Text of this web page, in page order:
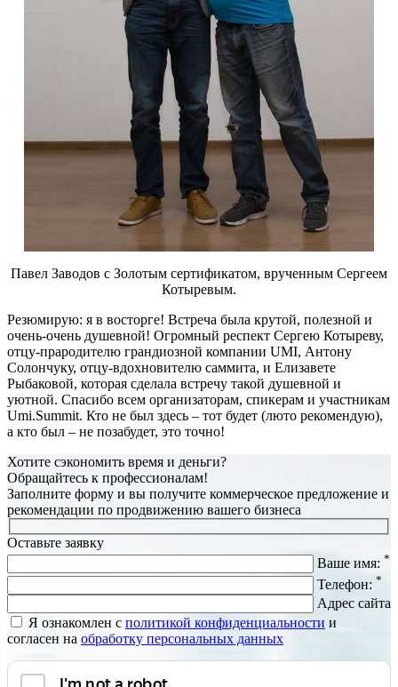
Павел Заводов с Золотым сертификатом, врученным Сергеем
Котыревым.
Резюмирую: я в восторге! Встреча была крутой, полезной и
очень-очень душевной! Огромный респект Сергею Котыреву,
отцу-прародителю грандиозной компании UMI, Антону
Солончуку, отцу-вдохновителю саммита, и Елизавете
Рыбаковой, которая сделала встречу такой душевной и
уютной. Спасибо всем организаторам, спикерам и участникам
Umi.Summit. Кто не был здесь – тот будет (люто рекомендую),
а кто был – не позабудет, это точно!
Хотите сэкономить время и деньги?
Обращайтесь к профессионалам!
Заполните форму и вы получите коммерческое предложение и
рекомендации по продвижению вашего бизнеса
Оставьте заявку
Ваше имя: *
Телефон: *
Адрес сайта
Я ознакомлен с политикой конфиденциальности и
согласен на обработку персональных данных